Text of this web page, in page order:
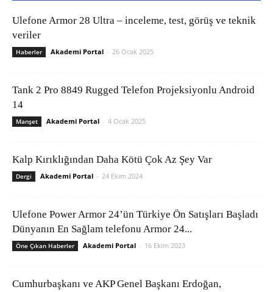
Ulefone Armor 28 Ultra – inceleme, test, görüş ve teknik
veriler
Haberler Akademi Portal - 26 Ocak 2025
Tank 2 Pro 8849 Rugged Telefon Projeksiyonlu Android
14
Manşet Akademi Portal - 4 Ocak 2025
Kalp Kırıklığından Daha Kötü Çok Az Şey Var
Dergi Akademi Portal - 24 Ekim 2024
Ulefone Power Armor 24’ün Türkiye Ön Satışları Başladı
Dünyanın En Sağlam telefonu Armor 24...
Öne Çıkan Haberler Akademi Portal - 16 Ekim 2023
Cumhurbaşkanı ve AKP Genel Başkanı Erdoğan,